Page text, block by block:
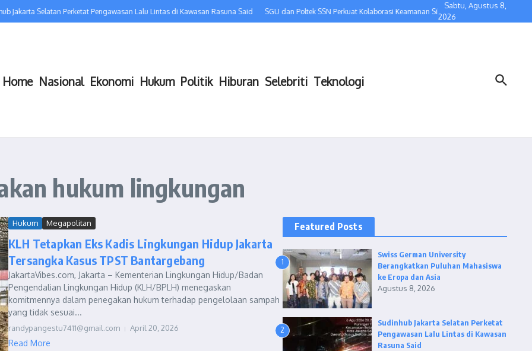
Jakarta Selatan Perketat Pengawasan Lalu Lintas di Kawasan Rasuna Said SGU dan Poltek SSN Perkuat Kolaborasi Keamanan Siber, dari Pertukaran Dosen
Sabtu, Agustus 8,
2026
Home Nasional Ekonomi Hukum Politik Hiburan Selebriti Teknologi
hukum lingkungan
Hukum Megapolitan
KLH Tetapkan Eks Kadis Lingkungan Hidup Jakarta
Tersangka Kasus TPST Bantargebang
JakartaVibes.com, Jakarta – Kementerian Lingkungan Hidup/Badan
Pengendalian Lingkungan Hidup (KLH/BPLH) menegaskan
komitmennya dalam penegakan hukum terhadap pengelolaan sampah
yang tidak sesuai...
randypangestu7411@gmail.com April 20, 2026
Read More
Featured Posts
1
Swiss German University
Berangkatkan Puluhan Mahasiswa
ke Eropa dan Asia
Agustus 8, 2026
2
Sudinhub Jakarta Selatan Perketat
Pengawasan Lalu Lintas di Kawasan
Rasuna Said